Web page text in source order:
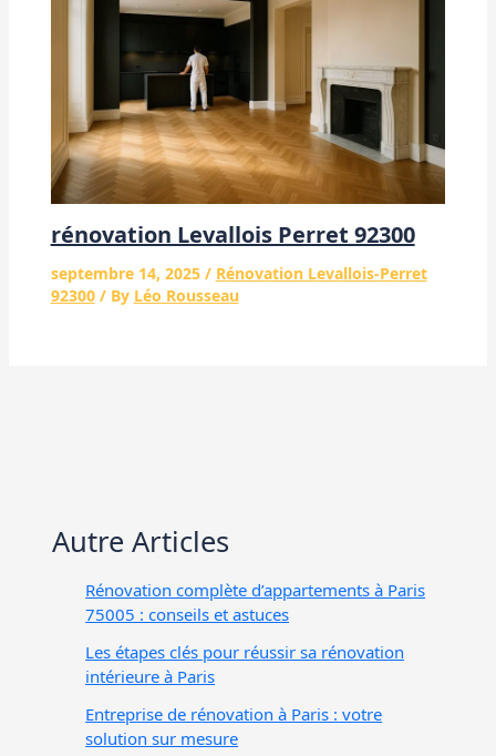
rénovation Levallois Perret 92300
septembre 14, 2025 / Rénovation Levallois-Perret
92300/ By Léo Rousseau
Autre Articles
Rénovation complète d’appartements à Paris
75005 : conseils et astuces
Les étapes clés pour réussir sa rénovation
intérieure à Paris
Entreprise de rénovation à Paris : votre
solution sur mesure